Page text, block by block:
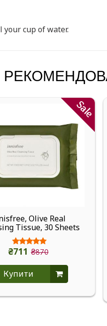
your cup of water.
Sale
Olive Real
Tissue, 30 Sheets
₴711 ₴870
Купити